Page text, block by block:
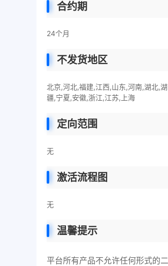
合约期
24个月
不发货地区
北京,河北,福建,江西,山东,河南,湖北,
疆,宁夏,安徽,浙江,江苏,上海
定向范围
无
激活流程图
无
温馨提示
平台所有产品不允许任何形式的